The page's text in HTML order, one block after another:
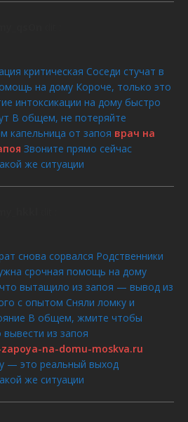
критическая Соседи стучат в
на дому Короче, только это
интоксикации на дому быстро
В общем, не потеряйте
капельница от запоя врач на
Звоните прямо сейчас
же ситуации
снова сорвался Родственники
срочная помощь на дому
вытащило из запоя — вывод из
с опытом Сняли ломку и
В общем, жмите чтобы
из запоя
na-domu-moskva.ru
— это реальный выход
же ситуации